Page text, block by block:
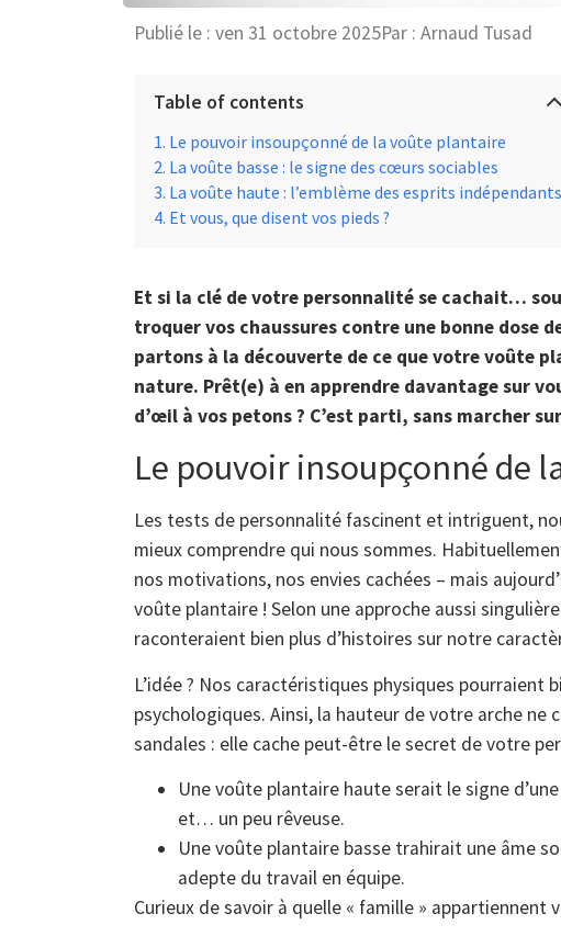
Publié le : ven 31 octobre 2025Par : Arnaud Tusad
Table of contents
Le pouvoir insoupçonné de la voûte plantaire
La voûte basse : le signe des cœurs sociables
La voûte haute : l’emblème des esprits indépendants
Et vous, que disent vos pieds ?
Et si la clé de votre personnalité se cachait…
troquer vos chaussures contre une bonne dose
partons à la découverte de ce que votre voûte
nature. Prêt(e) à en apprendre davantage sur
d’œil à vos petons ? C’est parti, sans marcher
Le pouvoir insoupçonné de
Les tests de personnalité fascinent et intriguent,
mieux comprendre qui nous sommes.
nos motivations, nos envies cachées – mais
voûte plantaire ! Selon une approche aussi
raconteraient bien plus d’histoires sur notre
L’idée ? Nos caractéristiques physiques
psychologiques. Ainsi, la hauteur de votre arche ne
sandales : elle cache peut-être le secret de votre
Une voûte plantaire haute serait le signe
et… un peu rêveuse.
Une voûte plantaire basse trahirait une âme
adepte du travail en équipe.
Curieux de savoir à quelle « famille » appartiennent